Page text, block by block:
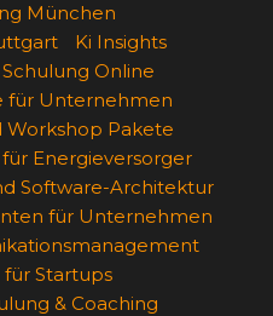
München
Ki Insights
Schulung Online
für Unternehmen
Workshop Pakete
Energieversorger
Software-Architektur
für Unternehmen
Startups
& Coaching